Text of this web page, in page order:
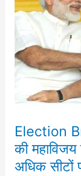
Election
की
अधिक
बिहार
चुनाव
एनडीए
महाविजय
शुरुआती
में
200
से